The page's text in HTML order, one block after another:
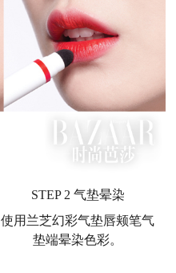
STEP 2 气垫晕染
使用兰芝幻彩气垫唇颊笔气
垫端晕染色彩。